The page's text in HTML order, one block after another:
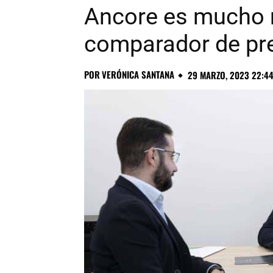
Ancore es mucho
comparador de
PORVERÓNICA SANTANA 29 MARZO, 2023 22:44